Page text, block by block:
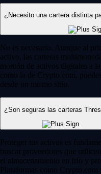
¿Necesito una cartera distinta
No es necesario. Aunque al
activo, las carteras
montón de activos digitales a
como la de Crypto.com,
desde un mismo sitio.
¿Son seguras las carteras
Proteger tus activos es
buscar proveedores que
el almacenamiento en frío y
Plataformas como Crypto.com